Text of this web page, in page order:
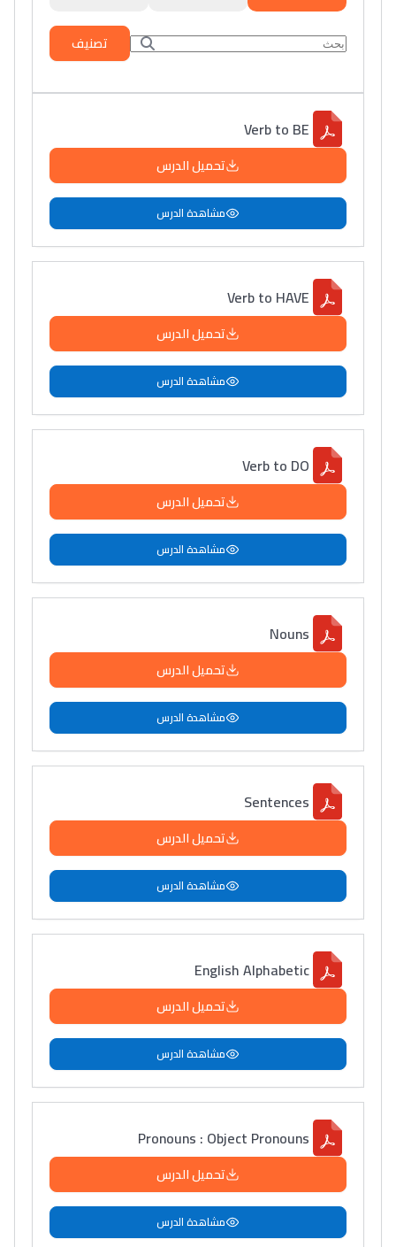
تصنيف
Verb to BE
تحميل الدرس
مشاهدة الدرس
Verb to HAVE
تحميل الدرس
مشاهدة الدرس
Verb to DO
تحميل الدرس
مشاهدة الدرس
Nouns
تحميل الدرس
مشاهدة الدرس
Sentences
تحميل الدرس
مشاهدة الدرس
English Alphabetic
تحميل الدرس
مشاهدة الدرس
Pronouns : Object Pronouns
تحميل الدرس
مشاهدة الدرس